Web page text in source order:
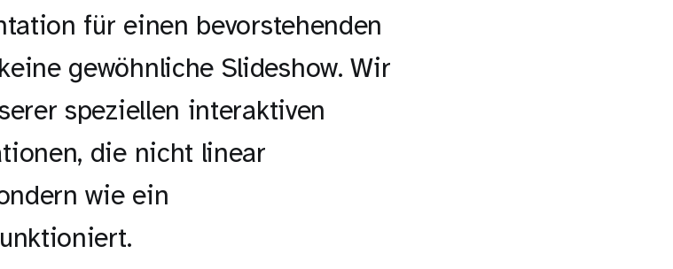
für einen bevorstehenden
gewöhnliche Slideshow. Wir
speziellen interaktiven
die nicht linear
wie ein